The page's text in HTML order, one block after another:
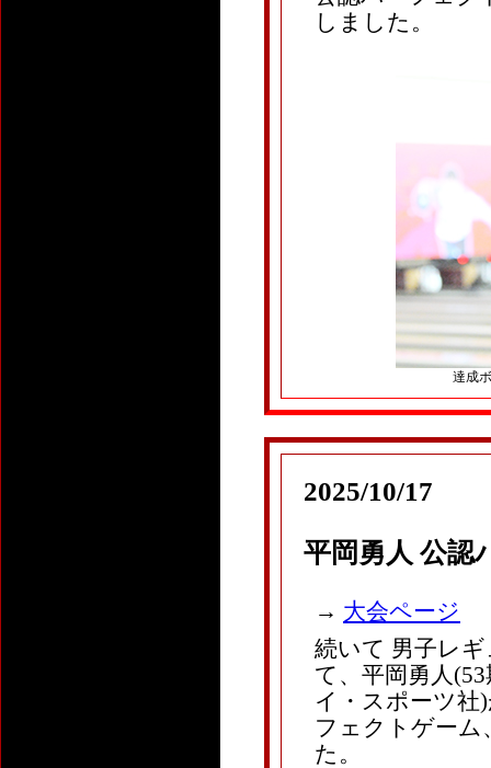
しました。
達成
2025/10/17
平岡勇人 公認
→ 大会ページ
続いて 男子レ
て、平岡勇人
イ・スポーツ社
フェクトゲーム
た。